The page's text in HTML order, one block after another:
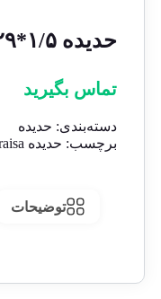
حدیده Fraisa M۲۹*۱/۵
تماس بگیرید
دسته‌بندی: حدیده
برچسب: حدیده fraisa
توضیحات